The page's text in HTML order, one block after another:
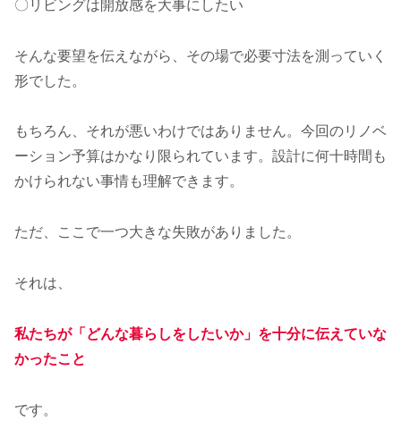
〇リビングは開放感を大事にしたい
そんな要望を伝えながら、その場で必要寸法を測っていく
形でした。
もちろん、それが悪いわけではありません。今回のリノベ
ーション予算はかなり限られています。設計に何十時間も
かけられない事情も理解できます。
ただ、ここで一つ大きな失敗がありました。
それは、
私たちが「どんな暮らしをしたいか」を十分に伝えていな
かったこと
です。